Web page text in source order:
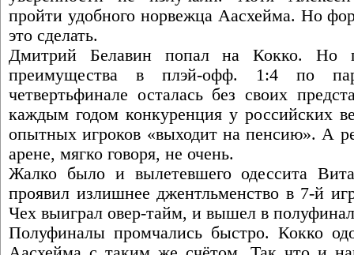
пройти удобного норвежца Аасхейма. Но
это сделать.
Дмитрий Белавин попал на Кокко. Но
преимущества в плэй-офф. 1:4 по
четвертьфинале осталась без своих
каждым годом конкуренция у российских
опытных игроков «выходит на пенсию». А
арене, мягко говоря, не очень.
Жалко было и вылетевшего одессита
проявил излишнее джентльменство в 7-й
Чех выиграл овер-тайм, и вышел в
Полуфиналы промчались быстро. Кокко